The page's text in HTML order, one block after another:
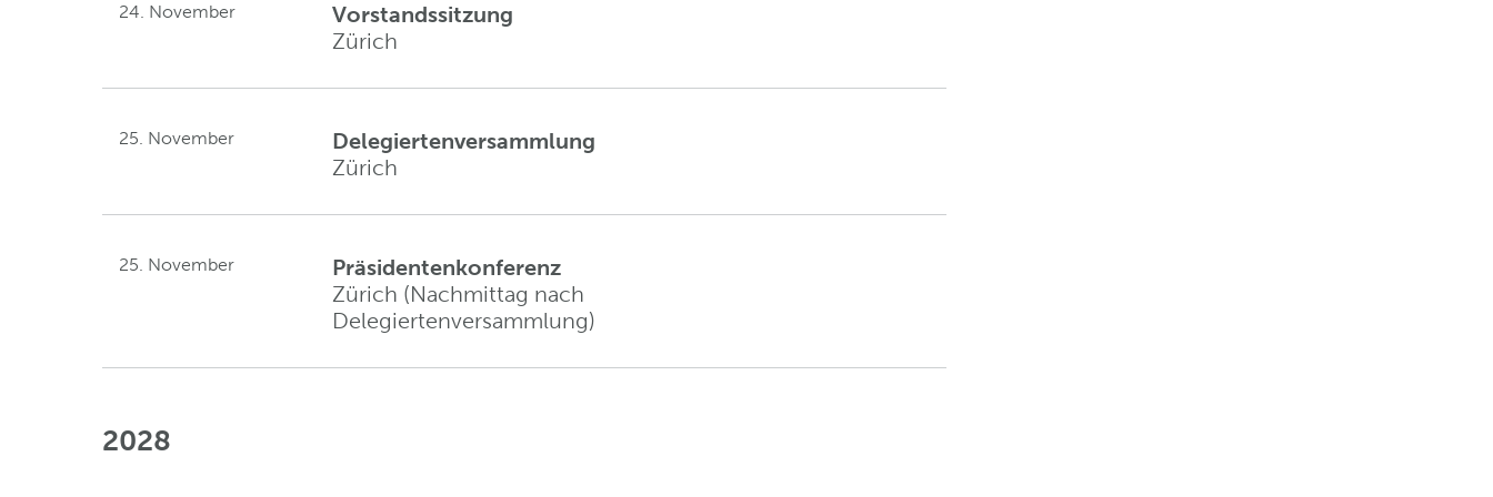
24. November
Vorstandssitzung
Zürich
25. November
Delegiertenversammlung
Zürich
25. November
Präsidentenkonferenz
Zürich (Nachmittag nach
Delegiertenversammlung)
2028